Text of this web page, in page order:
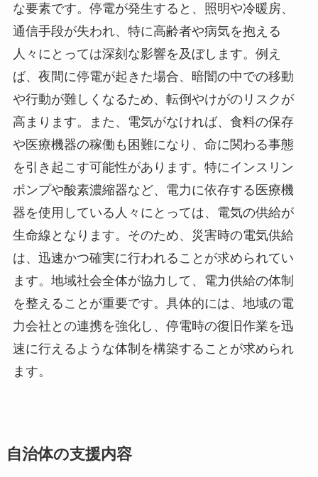
な要素です。停電が発生すると、照明や冷暖房、
通信手段が失われ、特に高齢者や病気を抱える
人々にとっては深刻な影響を及ぼします。例え
ば、夜間に停電が起きた場合、暗闇の中での移動
や行動が難しくなるため、転倒やけがのリスクが
高まります。また、電気がなければ、食料の保存
や医療機器の稼働も困難になり、命に関わる事態
を引き起こす可能性があります。特にインスリン
ポンプや酸素濃縮器など、電力に依存する医療機
器を使用している人々にとっては、電気の供給が
生命線となります。そのため、災害時の電気供給
は、迅速かつ確実に行われることが求められてい
ます。地域社会全体が協力して、電力供給の体制
を整えることが重要です。具体的には、地域の電
力会社との連携を強化し、停電時の復旧作業を迅
速に行えるような体制を構築することが求められ
ます。
自治体の支援内容